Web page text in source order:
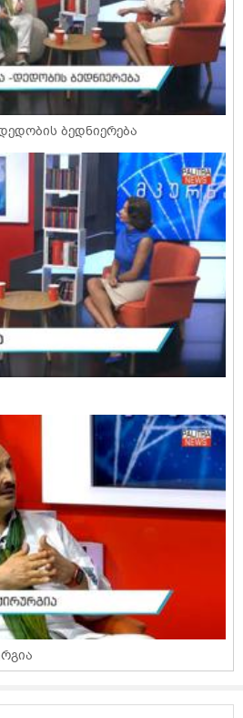
ბედნიერება